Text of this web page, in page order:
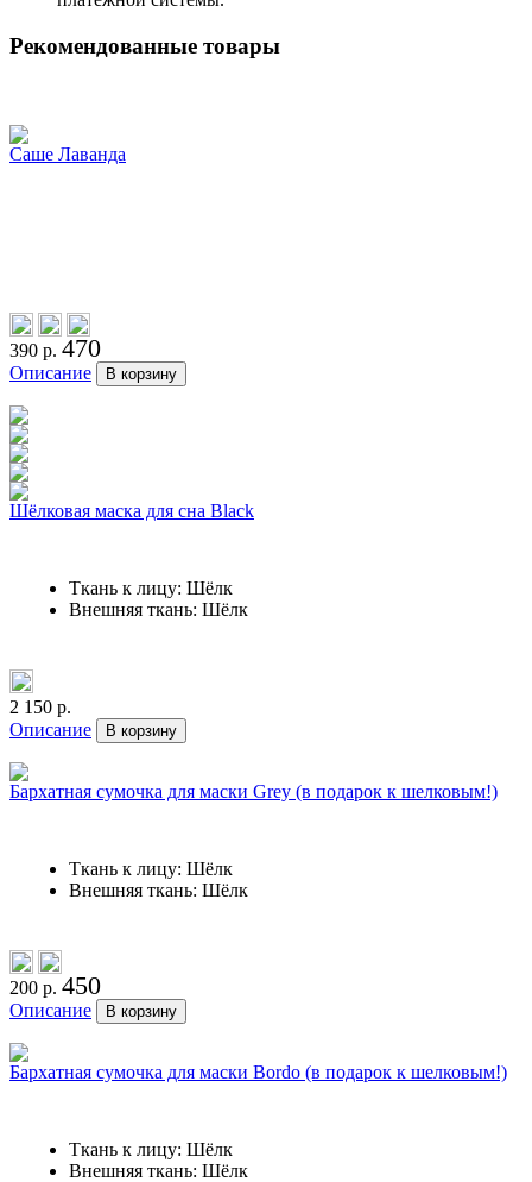
Рекомендованные товары
Саше Лаванда
390 р. 470
Описание В корзину
Шёлковая маска для сна Black
Ткань к лицу: Шёлк
Внешняя ткань: Шёлк
2 150 р.
Описание
В корзину
Бархатная сумочка для маски Grey (в подарок к шелковым!)
Ткань к лицу: Шёлк
Внешняя ткань: Шёлк
200 р. 450
Описание В корзину
Бархатная сумочка для маски Bordo (в подарок к шелковым!)
Ткань к лицу: Шёлк
Внешняя ткань: Шёлк